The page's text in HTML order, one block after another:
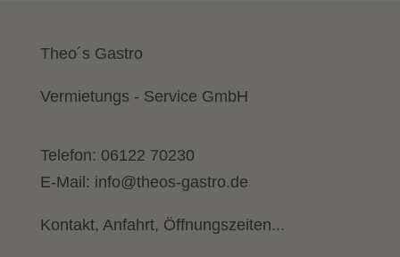
Theo´s Gastro
Vermietungs - Service GmbH
Telefon: 06122 70230
E-Mail: info@theos-gastro.de
Kontakt, Anfahrt, Öffnungszeiten...